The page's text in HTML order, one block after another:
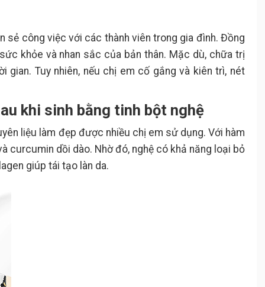
sẻ công việc với các thành viên trong gia đình. Đồng
khỏe và nhan sắc của bản thân. Mặc dù, chữa trị
gian. Tuy nhiên, nếu chị em cố gắng và kiên trì, nét
khi sinh bằng tinh bột nghệ
liệu làm đẹp được nhiều chị em sử dụng. Với hàm
curcumin dồi dào. Nhờ đó, nghệ có khả năng loại bỏ
giúp tái tạo làn da.